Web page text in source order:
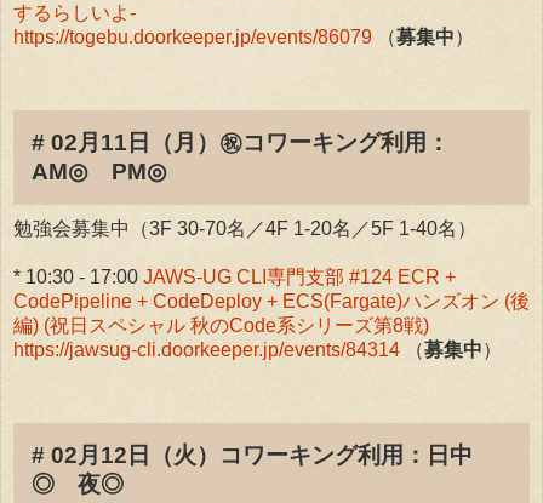
するらしいよ-
https://togebu.doorkeeper.jp/events/86079 （募集中）
# 02月11日（月）㊗️コワーキング利用：
AM◎ PM◎
勉強会募集中（3F 30-70名／4F 1-20名／5F 1-40名）
* 10:30 - 17:00 JAWS-UG CLI専門支部 #124 ECR +
CodePipeline + CodeDeploy + ECS(Fargate)ハンズオン (後
編) (祝日スペシャル 秋のCode系シリーズ第8戦)
https://jawsug-cli.doorkeeper.jp/events/84314 （募集中）
# 02月12日（火）コワーキング利用：日中
◎ 夜◎